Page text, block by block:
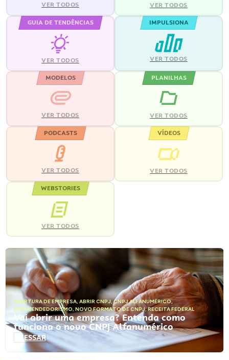
VER TODOS VER TODOS
GUIA DE TENDÊNCIAS
VER TODOS
IMPULSIONA
VER TODOS
MODELOS
VER TODOS
PLANILHAS
VER TODOS
PODCASTS
VER TODOS
VÍDEOS
VER TODOS
WEBSTORIES
VER TODOS
ABERTURA DE EMPRESA, ABRIR CNPJ,CNPJ ALFANUMÉRICO,
EMPREENDEDORISMO, NOVO FORMATO DE CNPJ,RECEITA FEDERAL
Vai abrir uma empresa? Entenda como
funciona o novo CNPJ Alfanumérico
ACESSAR